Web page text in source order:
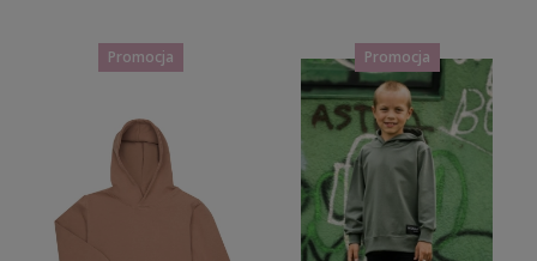
Promocja Promocja